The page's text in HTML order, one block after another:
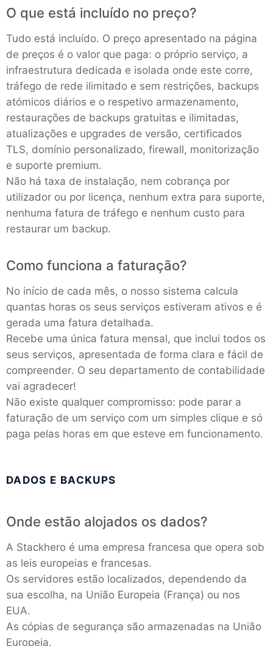
O que está incluído no preço?
Tudo está incluído. O preço apresentado na página
de preços é o valor que paga: o próprio serviço, a
infraestrutura dedicada e isolada onde este corre,
tráfego de rede ilimitado e sem restrições, backups
atómicos diários e o respetivo armazenamento,
restaurações de backups gratuitas e ilimitadas,
atualizações e upgrades de versão, certificados
TLS, domínio personalizado, firewall, monitorização
e suporte premium.
Não há taxa de instalação, nem cobrança por
utilizador ou por licença, nenhum extra para suporte,
nenhuma fatura de tráfego e nenhum custo para
restaurar um backup.
Como funciona a faturação?
No início de cada mês, o nosso sistema calcula
quantas horas os seus serviços estiveram ativos e é
gerada uma fatura detalhada.
Recebe uma única fatura mensal, que inclui todos os
seus serviços, apresentada de forma clara e fácil de
compreender. O seu departamento de contabilidade
vai agradecer!
Não existe qualquer compromisso: pode parar a
faturação de um serviço com um simples clique e só
paga pelas horas em que esteve em funcionamento.
DADOS E BACKUPS
Onde estão alojados os dados?
A Stackhero é uma empresa francesa que opera sob
as leis europeias e francesas.
Os servidores estão localizados, dependendo da
sua escolha, na União Europeia (França) ou nos
EUA.
As cópias de segurança são armazenadas na União
Europeia.